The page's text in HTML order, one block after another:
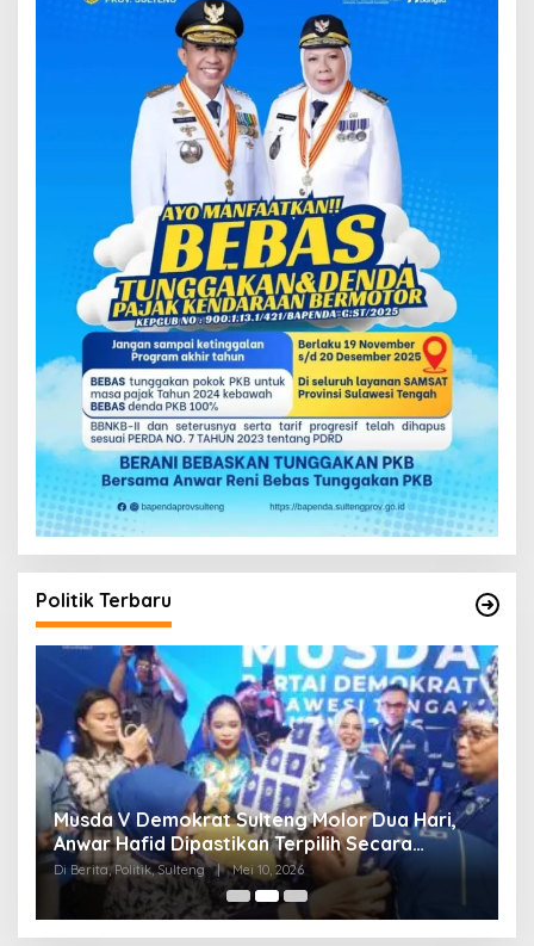
Politik Terbaru
Musda V Demokrat Sulteng Molor Dua Hari,
Anwar Hafid Dipastikan Terpilih Secara
Aklamasi
Di Berita, Politik, Sulteng | Mei 10, 2026